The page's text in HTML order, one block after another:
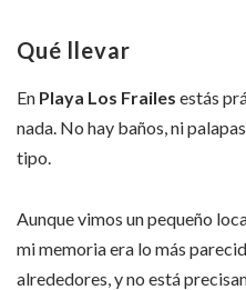
Qué llevar
En Playa Los Frailes estás
nada. No hay baños, ni
tipo.
Aunque vimos un pequeño
mi memoria era lo más
alrededores, y no está